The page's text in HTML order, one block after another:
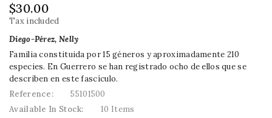
$30.00
Tax included
Diego-Pérez, Nelly
Familia constituida por 15 géneros y aproximadamente 210
especies. En Guerrero se han registrado ocho de ellos que se
describen en este fascículo.
Reference:
55101500
Available In Stock:
10 Items